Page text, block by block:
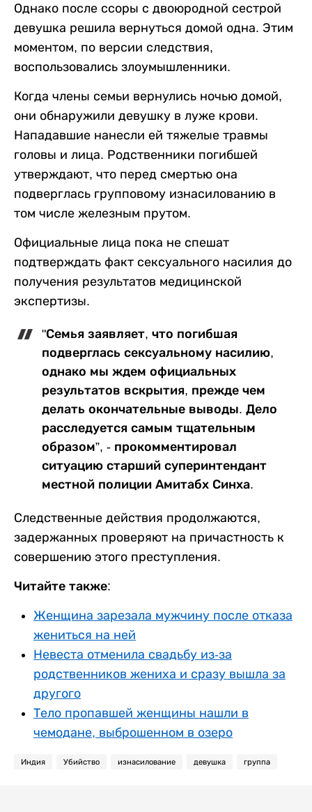
Однако после ссоры с двоюродной сестрой
девушка решила вернуться домой одна. Этим
моментом, по версии следствия,
воспользовались злоумышленники.
Когда члены семьи вернулись ночью домой,
они обнаружили девушку в луже крови.
Нападавшие нанесли ей тяжелые травмы
головы и лица. Родственники погибшей
утверждают, что перед смертью она
подверглась групповому изнасилованию в
том числе железным прутом.
Официальные лица пока не спешат
подтверждать факт сексуального насилия до
получения результатов медицинской
экспертизы.
"Семья заявляет, что погибшая
подверглась сексуальному насилию,
однако мы ждем официальных
результатов вскрытия, прежде чем
делать окончательные выводы. Дело
расследуется самым тщательным
образом”, - прокомментировал
ситуацию старший суперинтендант
местной полиции Амитабх Синха.
Следственные действия продолжаются,
задержанных проверяют на причастность к
совершению этого преступления.
Читайте также:
Женщина зарезала мужчину после отказа
жениться на ней
Невеста отменила свадьбу из-за
родственников жениха и сразу вышла за
другого
Тело пропавшей женщины нашли в
чемодане, выброшенном в озеро
Индия Убийство изнасилование девушка группа